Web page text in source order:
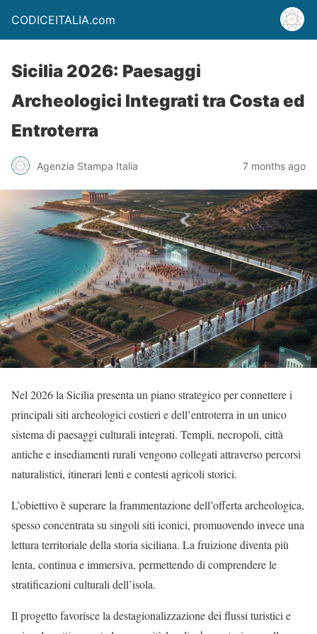
CODICEITALIA.com
Sicilia 2026: Paesaggi
Archeologici Integrati tra Costa ed
Entroterra
Agenzia Stampa Italia 7 months ago
Nel 2026 la Sicilia presenta un piano strategico per connettere i
principali siti archeologici costieri e dell’entroterra in un unico
sistema di paesaggi culturali integrati. Templi, necropoli, città
antiche e insediamenti rurali vengono collegati attraverso percorsi
naturalistici, itinerari lenti e contesti agricoli storici.
L’obiettivo è superare la frammentazione dell’offerta archeologica,
spesso concentrata su singoli siti iconici, promuovendo invece una
lettura territoriale della storia siciliana. La fruizione diventa più
lenta, continua e immersiva, permettendo di comprendere le
stratificazioni culturali dell’isola.
Il progetto favorisce la destagionalizzazione dei flussi turistici e